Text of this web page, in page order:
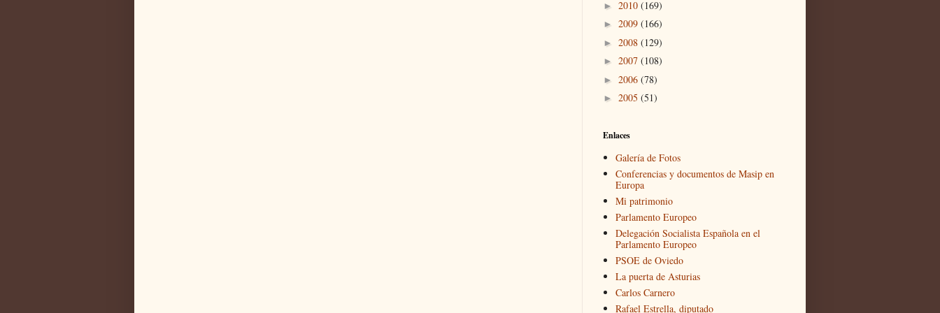
► 2010 (169)
► 2009 (166)
► 2008 (129)
► 2007 (108)
► 2006 (78)
► 2005 (51)
Enlaces
Galería de Fotos
Conferencias y documentos de Masip en
Europa
Mi patrimonio
Parlamento Europeo
Delegación Socialista Española en el
Parlamento Europeo
PSOE de Oviedo
La puerta de Asturias
Carlos Carnero
Rafael Estrella, diputado